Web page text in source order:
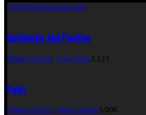
Top5ZiSaptamanaLunar
Optimistic And Positive
Martin Garrix, Loco Dice3.123
Paint
Martin Garrix, James Arthur3.006